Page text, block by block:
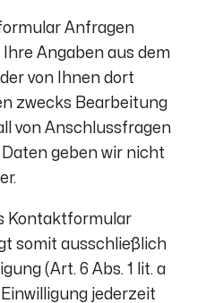
Anfragen
Angaben aus dem
von Ihnen dort
zwecks Bearbeitung
von Anschlussfragen
geben wir nicht
Kontaktformular
somit ausschließlich
(Art. 6 Abs. 1 lit. a
Einwilligung jederzeit